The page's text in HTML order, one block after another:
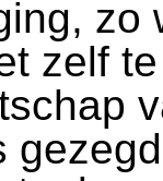
zo
zelf